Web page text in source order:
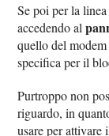
Se poi per la
accedendo al
quello del
specifica per il
Purtroppo non
riguardo, in
usare per attivare